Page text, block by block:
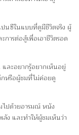
นซีในแบบที่ดูมีชีวิตจริง ผู้
การต่อสู้เพื่อเอาชีวิตรอด
และอยากรู้อยากเห็นอยู่
กหรือผู้ชมที่ไม่ค่อยดู
ไปด้วยอารมณ์ หนัง
ลัง และทำให้ผู้ชมเห็นว่า